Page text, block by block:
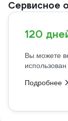
Сервисное
120
Вы можете
использован
Подробнее